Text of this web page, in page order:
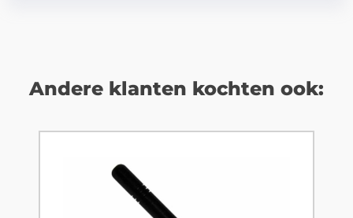
Andere klanten kochten ook: